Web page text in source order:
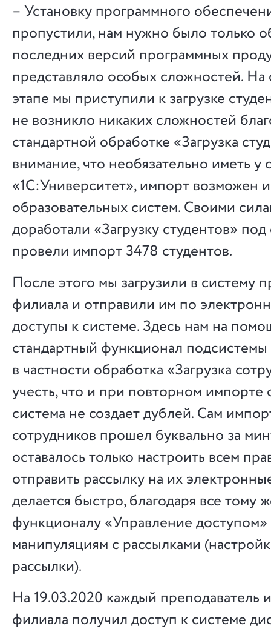
– Установку программного
пропустили, нам нужно было только
последних версий программных
представляло особых сложностей.
этапе мы приступили к загрузке
не возникло никаких сложностей
стандартной обработке «Загрузка
внимание, что необязательно иметь у
«1С:Университет», импорт возможен
образовательных систем. Своими
доработали «Загрузку студентов»
провели импорт 3478 студентов.
После этого мы загрузили в систему
филиала и отправили им по
доступы к системе. Здесь нам на
стандартный функционал
в частности обработка «Загрузка
учесть, что и при повторном импорте
система не создает дублей. Сам
сотрудников прошел буквально за
оставалось только настроить всем
отправить рассылку на их
делается быстро, благодаря все тому
функционалу «Управление
манипуляциям с рассылками
рассылки).
На 19.03.2020 каждый преподаватель
филиала получил доступ к системе